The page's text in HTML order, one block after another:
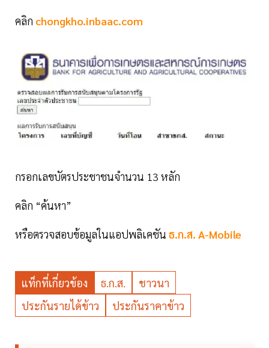
คลิก chongkho.inbaac.com
กรอกเลขบัตรประชาชนจำนวน 13 หลัก
คลิก “ค้นหา”
หรือตรวจสอบข้อมูลในแอปพลิเคชัน ธ.ก.ส. A-Mobile
แท็กที่เกี่ยวข้อง ธ.ก.ส.
ชาวนา
ประกันรายได้ข้าว
ประกันราคาข้าว